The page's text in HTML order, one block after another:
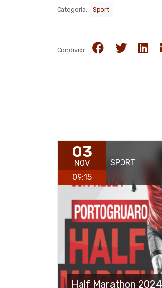
Categoria: Sport
Condividi:
03
NOV
09:15
SPORT
Half Marathon 2024